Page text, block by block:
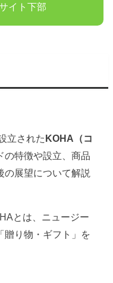
イト下部
立されたKOHA（コ
の特徴や設立、商品
の展望について解説
とは、ニュージー
贈り物・ギフト」を